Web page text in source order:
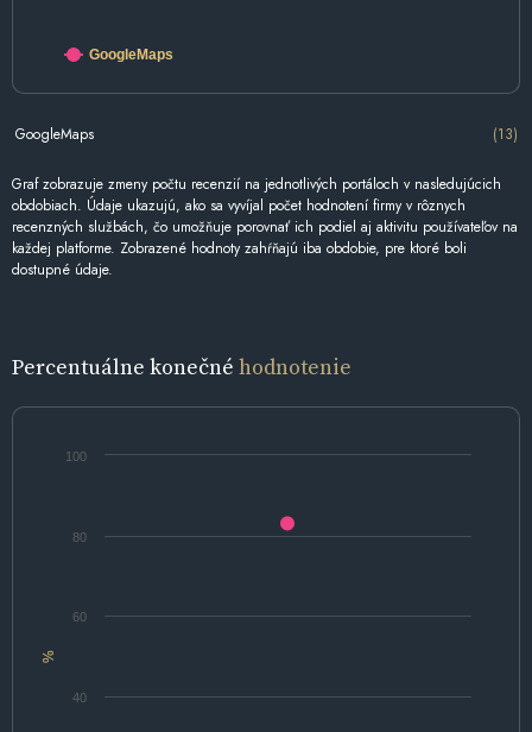
GoogleMaps
GoogleMaps (13)
Graf zobrazuje zmeny počtu recenzií na jednotlivých portáloch v nasledujúcich
obdobiach. Údaje ukazujú, ako sa vyvíjal počet hodnotení firmy v rôznych
recenzných službách, čo umožňuje porovnať ich podiel aj aktivitu používateľov na
každej platforme. Zobrazené hodnoty zahŕňajú iba obdobie, pre ktoré boli
dostupné údaje.
Percentuálne konečné hodnotenie
%
40
60
80
100